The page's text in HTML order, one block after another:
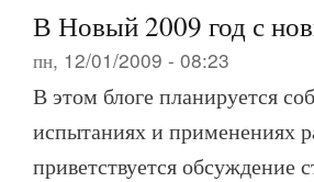
В Новый 2009 год с
пн, 12/01/2009 - 08:23
В этом блоге планируется
испытаниях и применениях
приветствуется обсуждение